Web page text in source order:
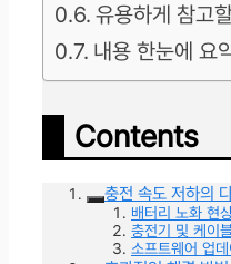
유용하게 참고
내용 한눈에 요
Contents
충전 속도 저하의
배터리 노화 현
충전기 및 케이
소프트웨어 업